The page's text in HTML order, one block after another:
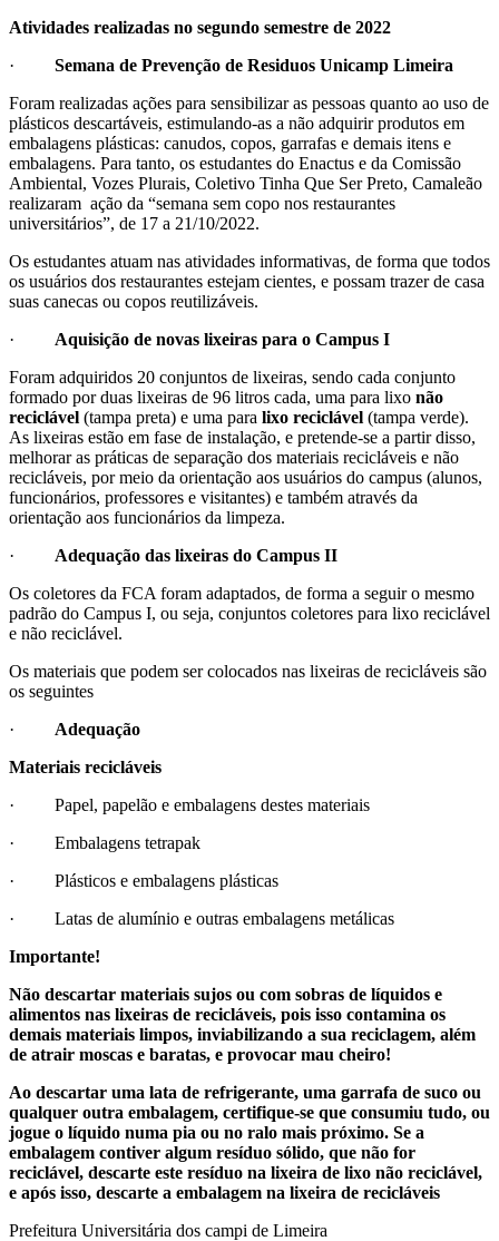
Atividades realizadas no segundo semestre de 2022
· Semana de Prevenção de Residuos Unicamp Limeira
Foram realizadas ações para sensibilizar as pessoas quanto ao uso de
plásticos descartáveis, estimulando-as a não adquirir produtos em
embalagens plásticas: canudos, copos, garrafas e demais itens e
embalagens. Para tanto, os estudantes do Enactus e da Comissão
Ambiental, Vozes Plurais, Coletivo Tinha Que Ser Preto, Camaleão
realizaram ação da “semana sem copo nos restaurantes
universitários”, de 17 a 21/10/2022.
Os estudantes atuam nas atividades informativas, de forma que todos
os usuários dos restaurantes estejam cientes, e possam trazer de casa
suas canecas ou copos reutilizáveis.
· Aquisição de novas lixeiras para o Campus I
Foram adquiridos 20 conjuntos de lixeiras, sendo cada conjunto
formado por duas lixeiras de 96 litros cada, uma para lixo não
reciclável (tampa preta) e uma para lixo reciclável (tampa verde).
As lixeiras estão em fase de instalação, e pretende-se a partir disso,
melhorar as práticas de separação dos materiais recicláveis e não
recicláveis, por meio da orientação aos usuários do campus (alunos,
funcionários, professores e visitantes) e também através da
orientação aos funcionários da limpeza.
· Adequação das lixeiras do Campus II
Os coletores da FCA foram adaptados, de forma a seguir o mesmo
padrão do Campus I, ou seja, conjuntos coletores para lixo reciclável
e não reciclável.
Os materiais que podem ser colocados nas lixeiras de recicláveis são
os seguintes
· Adequação
Materiais recicláveis
· Papel, papelão e embalagens destes materiais
· Embalagens tetrapak
· Plásticos e embalagens plásticas
· Latas de alumínio e outras embalagens metálicas
Importante!
Não descartar materiais sujos ou com sobras de líquidos e
alimentos nas lixeiras de recicláveis, pois isso contamina os
demais materiais limpos, inviabilizando a sua reciclagem, além
de atrair moscas e baratas, e provocar mau cheiro!
Ao descartar uma lata de refrigerante, uma garrafa de suco ou
qualquer outra embalagem, certifique-se que consumiu tudo, ou
jogue o líquido numa pia ou no ralo mais próximo. Se a
embalagem contiver algum resíduo sólido, que não for
reciclável, descarte este resíduo na lixeira de lixo não reciclável,
e após isso, descarte a embalagem na lixeira de recicláveis
Prefeitura Universitária dos campi de Limeira